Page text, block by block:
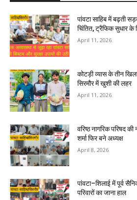
पांवटा साहिब में बढ़ती
चिंतित, ट्रैफिक सुधार के
April 11, 2026
कोटड़ी व्यास के तीन
सिरमौर में खुशी की लहर
April 11, 2026
वरिष्ठ नागरिक परिषद की
शर्मा फिर बने अध्यक्ष
April 8, 2026
पांवटा–शिलाई में पूर्व
परिवारों का जाना हाल